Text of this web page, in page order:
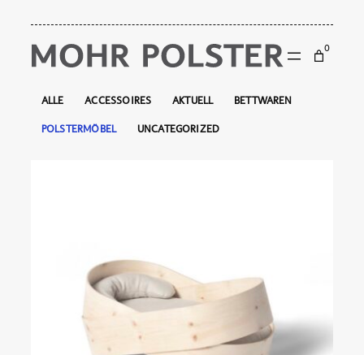
Inhalt
springen
0
ALLE ACCESSOIRES AKTUELL BETTWAREN
POLSTERMÖBEL UNCATEGORIZED